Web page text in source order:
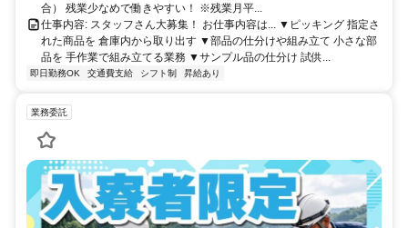
合） 残業少なめで働きやすい！ ※残業月平...
仕事内容: スタッフさん大募集！ お仕事内容は... ▼ピッキング 指定さ
れた商品を 倉庫内から取り出す ▼部品の仕分けや組み立て 小さな部
品を 手作業で組み立てる業務 ▼サンプル品の仕分け 試供...
即日勤務OK 交通費支給 シフト制 昇給あり
業務委託